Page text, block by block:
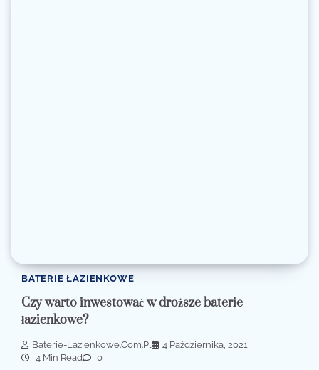
BATERIE ŁAZIENKOWE
Czy warto inwestować w droższe baterie
łazienkowe?
Baterie-Lazienkowe.com.pl
4 Października, 2021
4 Min Read
0